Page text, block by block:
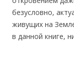
безусловно,
живущих на
в данной книге,